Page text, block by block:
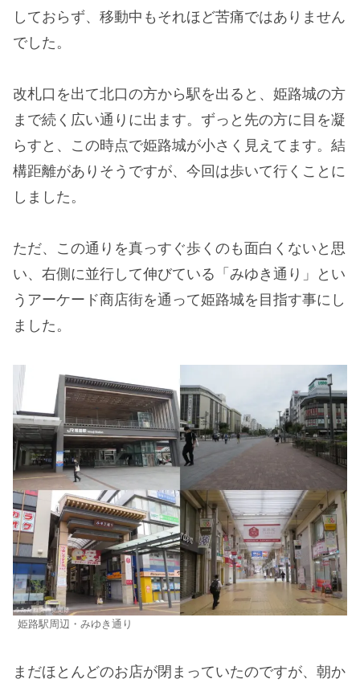
しておらず、移動中もそれほど苦痛ではありません
でした。
改札口を出て北口の方から駅を出ると、姫路城の方
まで続く広い通りに出ます。ずっと先の方に目を凝
らすと、この時点で姫路城が小さく見えてます。結
構距離がありそうですが、今回は歩いて行くことに
しました。
ただ、この通りを真っすぐ歩くのも面白くないと思
い、右側に並行して伸びている「みゆき通り」とい
うアーケード商店街を通って姫路城を目指す事にし
ました。
姫路駅周辺・みゆき通り
まだほとんどのお店が閉まっていたのですが、朝か